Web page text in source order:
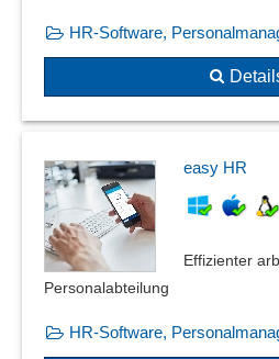
HR-Software,
easy HR
Effizienter
Personalabteilung
HR-Software,